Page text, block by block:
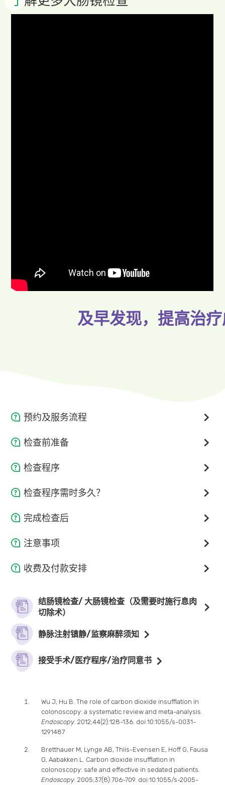
及早发现，提高治
预约及服务流程
致电2123 1130、WhatsApp 6123 5162或
查，可即日确认手术日期及获取泻剂。
检查前准备
检查前1-3日
果、蔬菜
按医生指示，暂停服用指定药物
根据医生指示使用处方泻药，进行肠道准备（注:若肠道
检查前6- 8小时进行禁食
请安排一位成人陪同离开
穿着简单、舒适衣物
请带备暂存假牙／隠形眼镜之保护盒
避免配戴金属物品、首饰或任何贵重物品
检查程序
医护人员悉心指导预备良好检查姿势；
轻检查期间所引起之不适；
然后医生会把内视镜从病人肛门进入肠道，顺着大肠伸延
病变组织进行化验或进行瘜肉切除术。
检查程序需时多久？
检查程序一般需时约30分钟；个别情况因人而异；
时间因人而异）。
完成检查后
你会被安排到休息区，在医护人员的观察下卧床休息，直
至镇静剂药效消除；
医生即日讲解检查结果。如医生曾为病人抽取组织作化
医院作进一步跟进;
完成检查后24小时内切勿驾驶、操作任何机器、饮用酒
精，或签署法律文件。
注意事项
过程中或会感到轻微腹胀或少许不适，医护人员会按情况
调节药物份量;
延迟出血或肠道穿孔情况并不常见。若发现情况异常，请
实时通知医护人员。
收费及付款安排
结肠内视镜检查
静脉注射麻醉 $10,400
监测麻醉
内视镜手术医生费
内视镜室费用
两类镇静药物
结肠镜检查/ 大肠镜检查（及需要时施行息肉
切除术）
静脉注射镇静/监察麻醉须知
接受手术/医疗程序/治疗同意书
Wu J, Hu B. The role of carbon dioxide insufflation in
colonoscopy: a systematic review and meta-analysis.
Endoscopy . 2012;44(2):128-136. doi:10.1055/s-0031-
1291487
Bretthauer M, Lynge AB, Thiis-Evensen E, Hoff G, Fausa
O, Aabakken L. Carbon dioxide insufflation in
colonoscopy: safe and effective in sedated patients.
Endoscopy . 2005;37(8):706-709. doi:10.1055/s-2005-